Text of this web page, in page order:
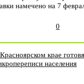
намечено на 7
0
крае
населения